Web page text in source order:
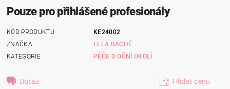
Pouze pro přihlášené profesionály
KÓD PRODUKTU
KE24002
ZNAČKA
ELLA BACHÉ
KATEGORIE
PÉČE O OČNÍ OKOLÍ
Dotaz Hlídat cenu